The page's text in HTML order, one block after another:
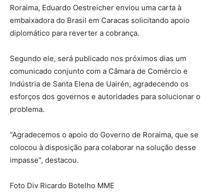
Roraima, Eduardo Oestreicher enviou uma carta à
embaixadora do Brasil em Caracas solicitando apoio
diplomático para reverter a cobrança.
Segundo ele, será publicado nos próximos dias um
comunicado conjunto com a Câmara de Comércio e
Indústria de Santa Elena de Uairén, agradecendo os
esforços dos governos e autoridades para solucionar o
problema.
“Agradecemos o apoio do Governo de Roraima, que se
colocou à disposição para colaborar na solução desse
impasse”, destacou.
Foto Div Ricardo Botelho MME